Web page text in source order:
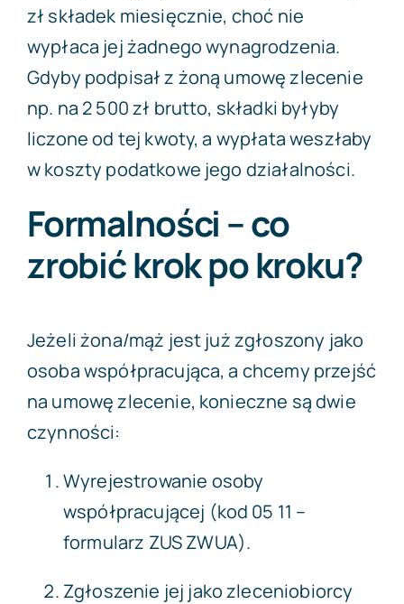
zł składek miesięcznie, choć nie
wypłaca jej żadnego wynagrodzenia.
Gdyby podpisał z żoną umowę zlecenie
np. na 2 500 zł brutto, składki byłyby
liczone od tej kwoty, a wypłata weszłaby
w koszty podatkowe jego działalności.
Formalności – co
zrobić krok po kroku?
Jeżeli żona/mąż jest już zgłoszony jako
osoba współpracująca, a chcemy przejść
na umowę zlecenie, konieczne są dwie
czynności:
Wyrejestrowanie osoby
współpracującej (kod 05 11 –
formularz ZUS ZWUA).
Zgłoszenie jej jako zleceniobiorcy